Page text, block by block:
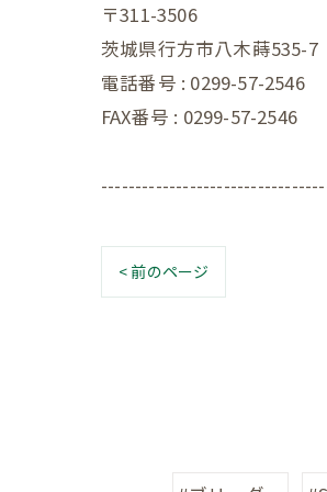
〒311-3506
茨城県行方市八木蒔535-7
電話番号 : 0299-57-2546
FAX番号 : 0299-57-2546
< 前のページ